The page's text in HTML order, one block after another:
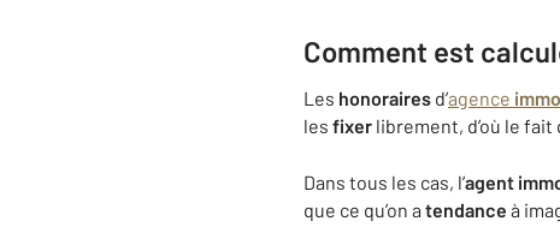
Comment est
Les honoraires d’agence
les fixer librement, d’où le fait
Dans tous les cas, l’agent
que ce qu’on a tendance à